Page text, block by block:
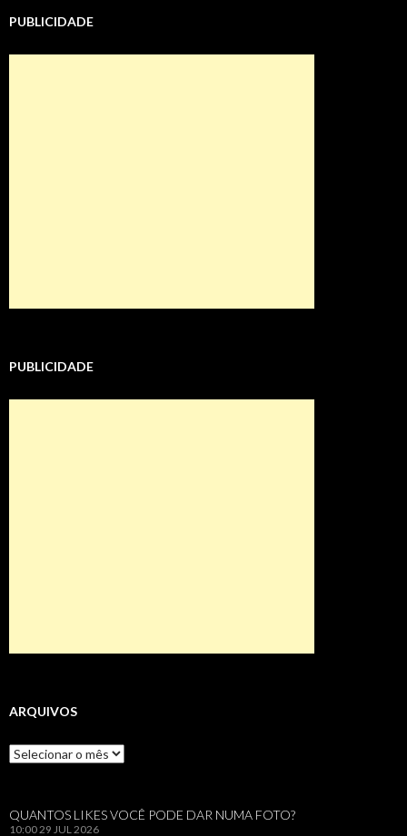
PUBLICIDADE
PUBLICIDADE
ARQUIVOS
Arquivos
QUANTOS LIKES VOCÊ PODE DAR NUMA FOTO?
10:00 29 JUL 2026